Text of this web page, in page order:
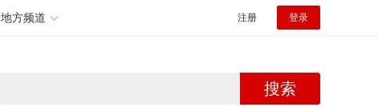
地方频道 注册 登录
搜索